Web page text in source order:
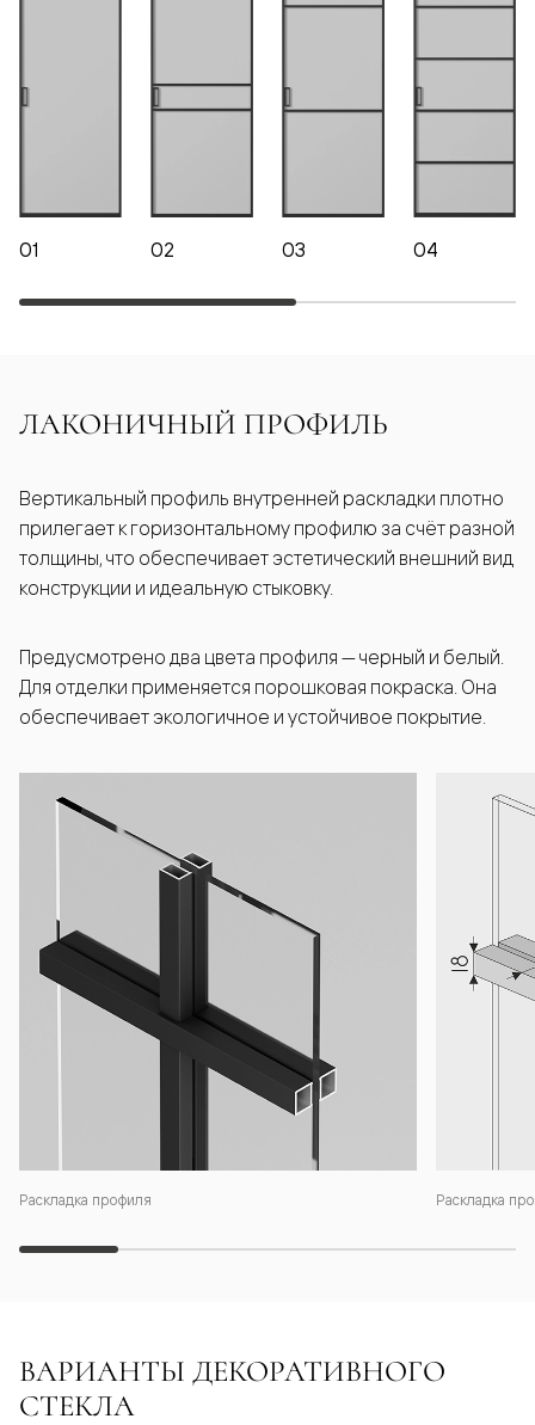
01 02 03 04
ЛАКОНИЧНЫЙ ПРОФИЛЬ
Раскладка профиля Раскладка
Вертикальный профиль внутренней раскладки плотно
прилегает к горизонтальному профилю за счёт разной
толщины, что обеспечивает эстетический внешний вид
конструкции и идеальную стыковку.
Предусмотрено два цвета профиля — черный и белый.
Для отделки применяется порошковая покраска. Она
обеспечивает экологичное и устойчивое покрытие.
ВАРИАНТЫ ДЕКОРАТИВНОГО
СТЕКЛА